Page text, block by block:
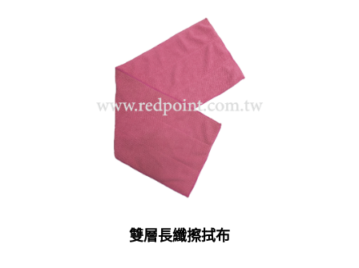
雙層長纖擦拭布